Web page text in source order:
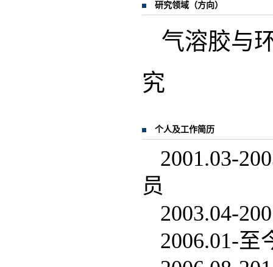
研究领域（方向）
气溶胶与
究
个人及工作简历
2001.03-
员
2003.04-
2006.01-